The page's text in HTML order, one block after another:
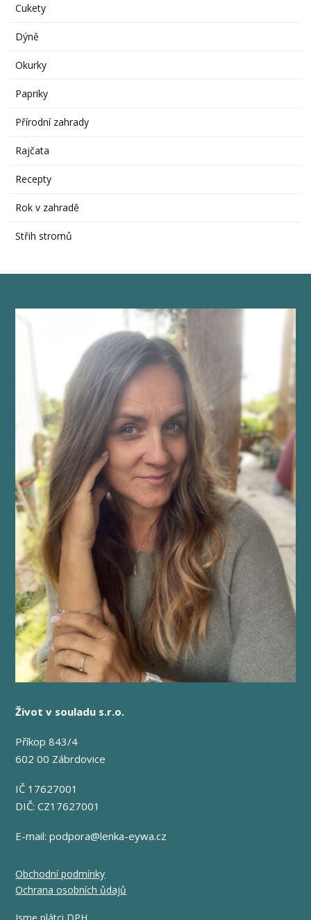
Cukety
Dýně
Okurky
Papriky
Přírodní zahrady
Rajčata
Recepty
Rok v zahradě
Střih stromů
Život v souladu s.r.o.
Příkop 843/4
602 00 Zábrdovice
IČ 17627001
DIČ: CZ17627001
E-mail:podpora@lenka-eywa.cz
Obchodní podmínky
Ochrana osobních ůdajů